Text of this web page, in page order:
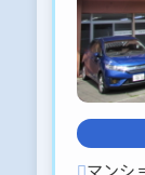
リン
た
メゾ
した
♪
マンシ